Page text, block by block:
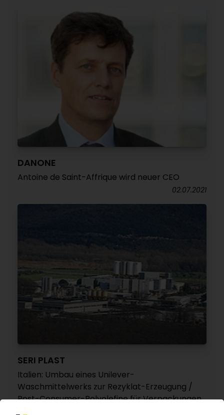
DANONE
Antoine de Saint-Affrique wird neuer CEO
02.07.2021
SERI PLAST
Italien: Umbau eines Unilever-
Waschmittelwerks zur Rezyklat-Erzeugung /
Post-Consumer-Polyolefine für Verpackungen